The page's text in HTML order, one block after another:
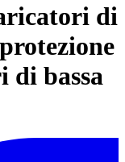
di
di bassa